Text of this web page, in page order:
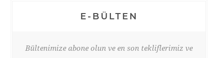
E-BÜLTEN
Bültenimize abone olun ve en son tekliflerimiz ve